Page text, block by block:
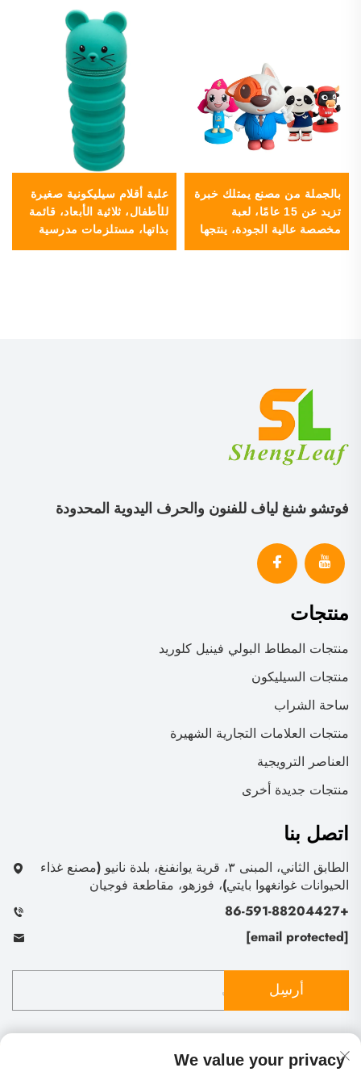
بالجملة من مصنع يمتلك خبرة
تزيد عن 15 عامًا، لعبة
مخصصة عالية الجودة، ينتجها
علبة أقلام سيليكونية صغيرة
للأطفال، ثلاثية الأبعاد، قائمة
بذاتها، مستلزمات مدرسية
فوتشو شنغ لياف للفنون والحرف اليدوية المحدودة
منتجات
منتجات المطاط البولي فينيل كلوريد
منتجات السيليكون
ساحة الشراب
منتجات العلامات التجارية الشهيرة
العناصر الترويجية
منتجات جديدة أخرى
اتصل بنا
الطابق الثاني، المبنى ٣، قرية يوانفنغ، بلدة نانيو (مصنع غذاء
الحيوانات غوانغهوا بايتي)، فوزهو، مقاطعة فوجيان
+86-591-88204427
[email protected]
أرسِل
We value your privacy